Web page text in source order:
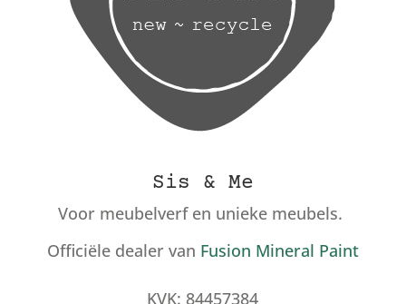
Sis & Me
Voor meubelverf en unieke meubels.
Officiële dealer van Fusion Mineral Paint
KVK: 84457384